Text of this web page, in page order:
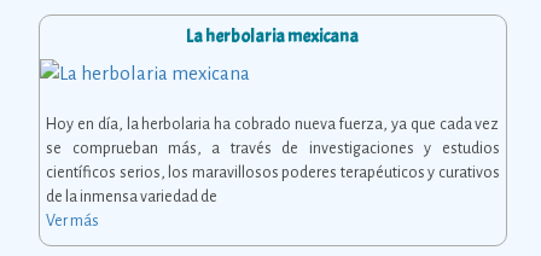
La herbolaria mexicana
Hoy en día, la herbolaria ha cobrado nueva fuerza, ya que cada vez
se comprueban más, a través de investigaciones y estudios
científicos serios, los maravillosos poderes terapéuticos y curativos
de la inmensa variedad de
Ver más